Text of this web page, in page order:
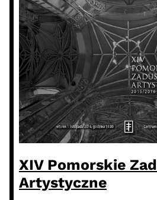
XIV Pomorskie
Artystyczne